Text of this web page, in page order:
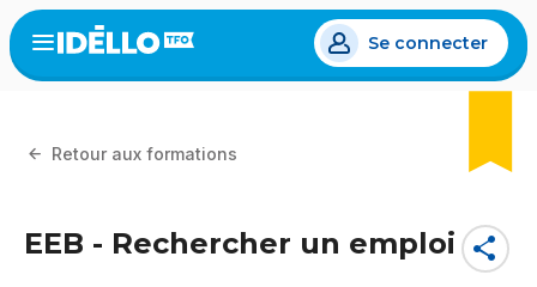
Aller
au
contenu
Open
menu
Se connecter
Retour aux formations
EEB - Rechercher un emploi share